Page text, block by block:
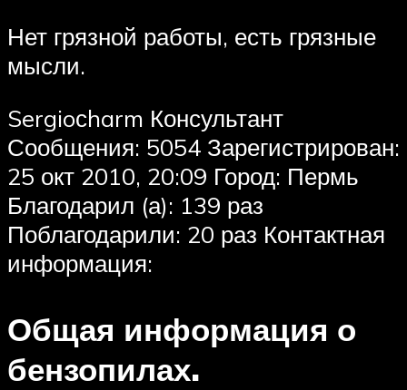
Нет грязной работы, есть грязные
мысли.
Sergioсharm Консультант
Сообщения: 5054 Зарегистрирован:
25 окт 2010, 20:09 Город: Пермь
Благодарил (а): 139 раз
Поблагодарили: 20 раз Контактная
информация:
Общая информация о
бензопилах.